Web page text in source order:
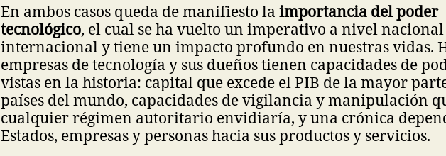
En ambos casos queda de manifiesto la importancia del poder
tecnológico, el cual se ha vuelto un imperativo a nivel nacional
internacional y tiene un impacto profundo en nuestras vidas.
empresas de tecnología y sus dueños tienen capacidades de
vistas en la historia: capital que excede el PIB de la mayor
países del mundo, capacidades de vigilancia y manipulación
cualquier régimen autoritario envidiaría, y una crónica
Estados, empresas y personas hacia sus productos y servicios.